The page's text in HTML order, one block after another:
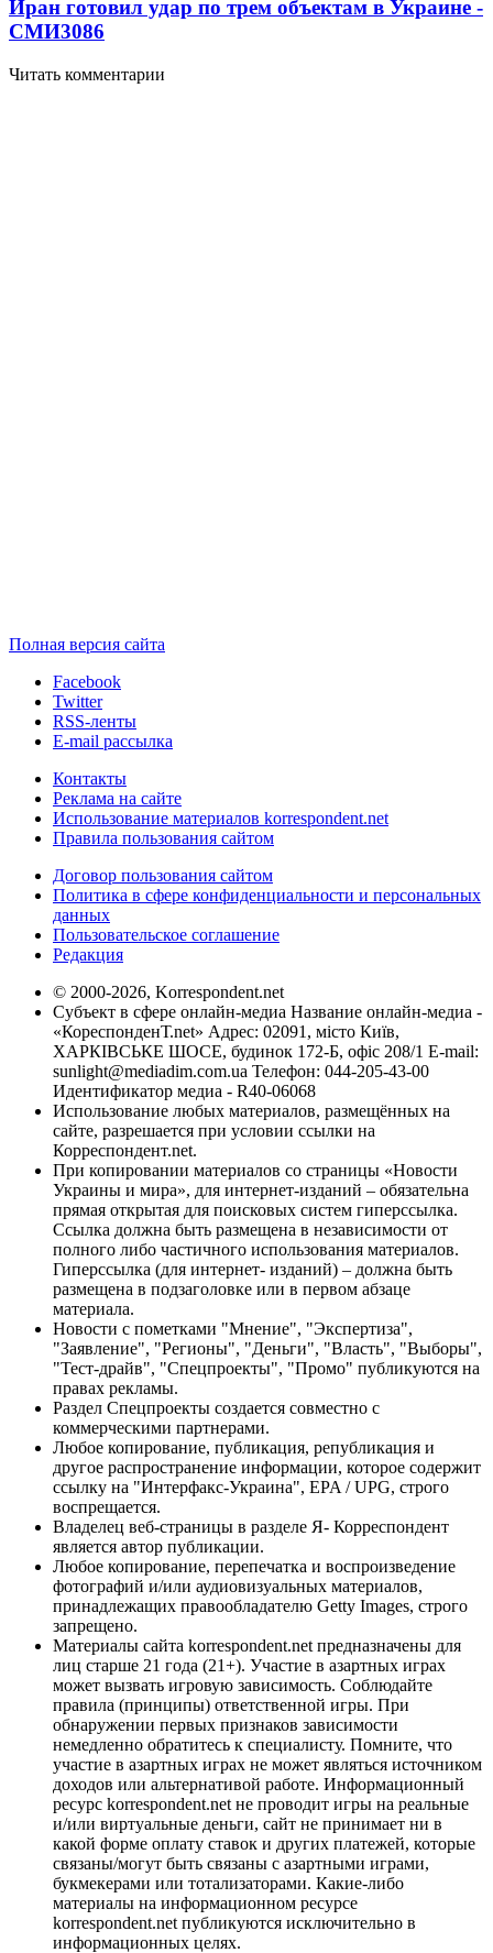
Иран готовил удар по трем объектам в Украине -
СМИ3086
Читать комментарии
Полная версия сайта
Facebook
Twitter
RSS-ленты
E-mail рассылка
Контакты
Реклама на сайте
Использование материалов korrespondent.net
Правила пользования сайтом
Договор пользования сайтом
Политика в сфере конфиденциальности и персональных
данных
Пользовательское соглашение
Редакция
© 2000-2026, Korrespondent.net
Субъект в сфере онлайн-медиа Название онлайн-медиа -
«КореспонденТ.net» Адрес: 02091, місто Київ,
ХАРКІВСЬКЕ ШОСЕ, будинок 172-Б, офіс 208/1 E-mail:
sunlight@mediadim.com.ua Телефон: 044-205-43-00
Идентификатор медиа - R40-06068
Использование любых материалов, размещённых на
сайте, разрешается при условии ссылки на
Корреспондент.net.
При копировании материалов со страницы «Новости
Украины и мира», для интернет-изданий – обязательна
прямая открытая для поисковых систем гиперссылка.
Ссылка должна быть размещена в независимости от
полного либо частичного использования материалов.
Гиперссылка (для интернет- изданий) – должна быть
размещена в подзаголовке или в первом абзаце
материала.
Новости с пометками "Мнение", "Экспертиза",
"Заявление", "Регионы", "Деньги", "Власть", "Выборы",
"Тест-драйв", "Спецпроекты", "Промо" публикуются на
правах рекламы.
Раздел Спецпроекты создается совместно с
коммерческими партнерами.
Любое копирование, публикация, републикация и
другое распространение информации, которое содержит
ссылку на "Интерфакс-Украина", EPA / UPG, строго
воспрещается.
Владелец веб-страницы в разделе Я- Корреспондент
является автор публикации.
Любое копирование, перепечатка и воспроизведение
фотографий и/или аудиовизуальных материалов,
принадлежащих правообладателю Getty Images, строго
запрещено.
Материалы сайта korrespondent.net предназначены для
лиц старше 21 года (21+). Участие в азартных играх
может вызвать игровую зависимость. Соблюдайте
правила (принципы) ответственной игры. При
обнаружении первых признаков зависимости
немедленно обратитесь к специалисту. Помните, что
участие в азартных играх не может являться источником
доходов или альтернативой работе. Информационный
ресурс korrespondent.net не проводит игры на реальные
и/или виртуальные деньги, сайт не принимает ни в
какой форме оплату ставок и других платежей, которые
связаны/могут быть связаны с азартными играми,
букмекерами или тотализаторами. Какие-либо
материалы на информационном ресурсе
korrespondent.net публикуются исключительно в
информационных целях.